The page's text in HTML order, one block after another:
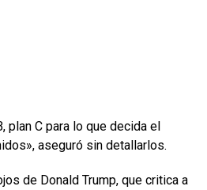
plan C para lo que decida el
aseguró sin detallarlos.
de Donald Trump, que critica a